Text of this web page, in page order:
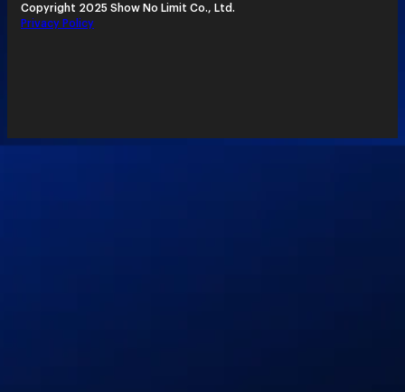
Copyright 2025 Show No Limit Co., Ltd.
Privacy Policy